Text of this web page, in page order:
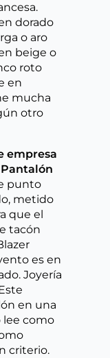
dorado
o aro
beige o
roto
en
mucha
otro
empresa
Pantalón
punto
metido
que el
tacón
es en
Joyería
en una
lee como
criterio.